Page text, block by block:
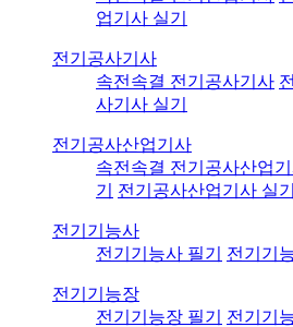
업기사 실기
전기공사기사
속전속결 전기공사기사
사기사 실기
전기공사산업기사
속전속결 전기공사산업
기
전기공사산업기사 실기
전기기능사
전기기능사 필기
전기기
전기기능장
전기기능장 필기
전기기